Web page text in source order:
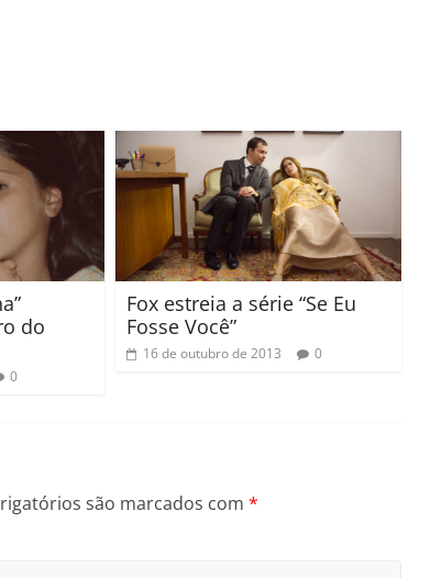
do
0
Fox estreia a série “Se Eu
Fosse Você”
16 de outubro de 2013 0
são marcados com *